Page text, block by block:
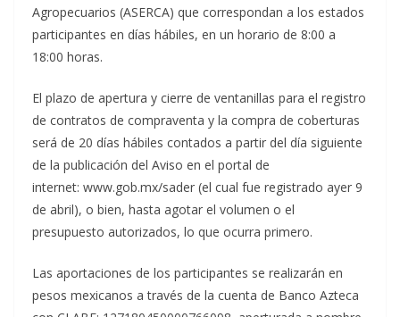
Agropecuarios (ASERCA) que correspondan a los estados
participantes en días hábiles, en un horario de 8:00 a
18:00 horas.
El plazo de apertura y cierre de ventanillas para el registro
de contratos de compraventa y la compra de coberturas
será de 20 días hábiles contados a partir del día siguiente
de la publicación del Aviso en el portal de
internet: www.gob.mx/sader (el cual fue registrado ayer 9
de abril), o bien, hasta agotar el volumen o el
presupuesto autorizados, lo que ocurra primero.
Las aportaciones de los participantes se realizarán en
pesos mexicanos a través de la cuenta de Banco Azteca